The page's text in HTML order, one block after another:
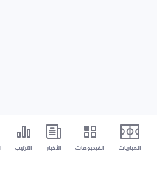
المباريات الفيديوهات الأخبار الترتيب